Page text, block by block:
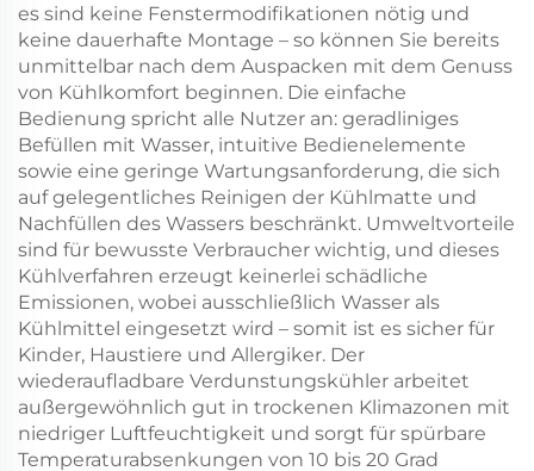
es sind keine Fenstermodifikationen nötig und
keine dauerhafte Montage – so können Sie bereits
unmittelbar nach dem Auspacken mit dem Genuss
von Kühlkomfort beginnen. Die einfache
Bedienung spricht alle Nutzer an: geradliniges
Befüllen mit Wasser, intuitive Bedienelemente
sowie eine geringe Wartungsanforderung, die sich
auf gelegentliches Reinigen der Kühlmatte und
Nachfüllen des Wassers beschränkt. Umweltvorteile
sind für bewusste Verbraucher wichtig, und dieses
Kühlverfahren erzeugt keinerlei schädliche
Emissionen, wobei ausschließlich Wasser als
Kühlmittel eingesetzt wird – somit ist es sicher für
Kinder, Haustiere und Allergiker. Der
wiederaufladbare Verdunstungskühler arbeitet
außergewöhnlich gut in trockenen Klimazonen mit
niedriger Luftfeuchtigkeit und sorgt für spürbare
Temperaturabsenkungen von 10 bis 20 Grad